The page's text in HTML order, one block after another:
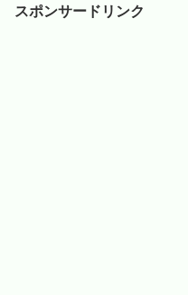
スポンサードリンク